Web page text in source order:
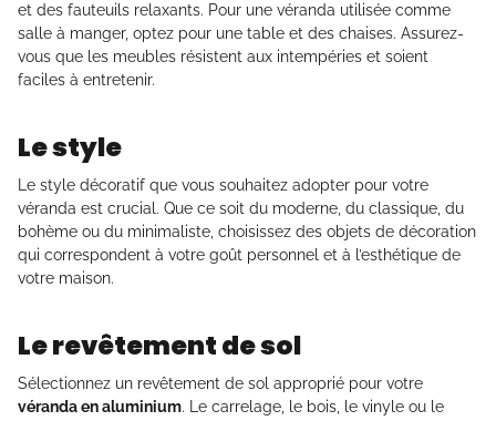
et des fauteuils relaxants. Pour une véranda utilisée comme
salle à manger, optez pour une table et des chaises. Assurez-
vous que les meubles résistent aux intempéries et soient
faciles à entretenir.
Le style
Le style décoratif que vous souhaitez adopter pour votre
véranda est crucial. Que ce soit du moderne, du classique, du
bohème ou du minimaliste, choisissez des objets de décoration
qui correspondent à votre goût personnel et à l’esthétique de
votre maison.
Le revêtement de sol
Sélectionnez un revêtement de sol approprié pour votre
véranda en aluminium. Le carrelage, le bois, le vinyle ou le